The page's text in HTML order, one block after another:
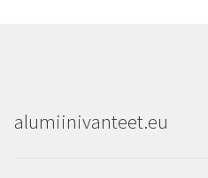
alumiinivanteet.eu